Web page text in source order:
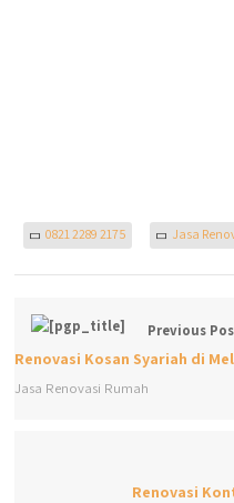
0821 2289 2175 Jasa
Previous
Renovasi Kosan Syariah di
Jasa Renovasi Rumah
Renovasi